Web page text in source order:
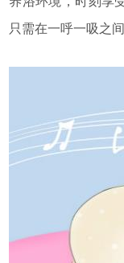
只需在一呼一吸之